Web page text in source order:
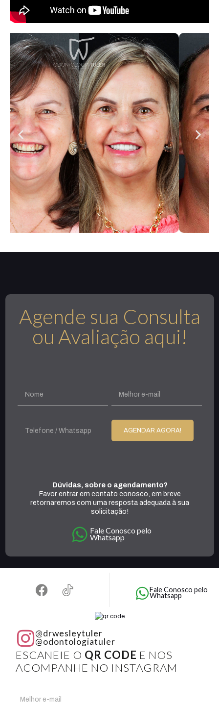
Agende sua Consulta
ou Avaliação aqui!
Dúvidas, sobre o agendamento?
Favor entrar em contato conosco, em breve
retornaremos com uma resposta adequada à sua
solicitação!
Fale Conosco pelo
Whatsapp
Fale Conosco pelo
Whatsapp
@drwesleytuler
@odontologiatuler
ESCANEIE O QR CODE E NOS
ACOMPANHE NO INSTAGRAM